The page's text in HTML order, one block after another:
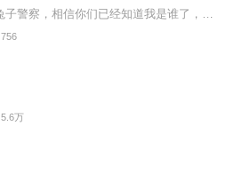
756
5.6万